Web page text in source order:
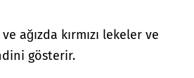
ağızda kırmızı lekeler ve
gösterir.